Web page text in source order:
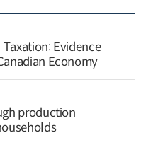
Evidence
Economy
production